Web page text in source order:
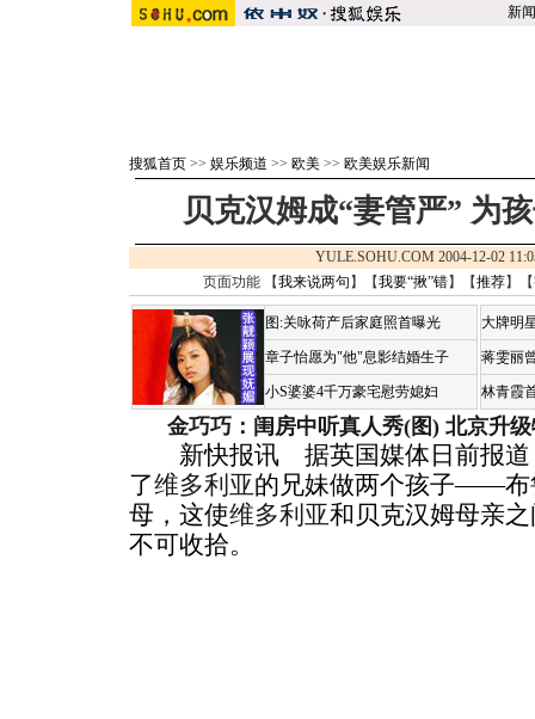
新闻
搜狐首页 >> 娱乐频道 >> 欧美 >> 欧美娱乐新闻
贝克汉姆成“妻管严” 为
YULE.SOHU.COM 2004-12-02
页面功能 【我来说两句 】【我要“揪”错】【推荐】
图:关咏荷产后家庭照首曝光
章子怡愿为"他"息影结婚生子
小S婆婆4千万豪宅慰劳媳妇
大牌明
蒋雯丽
林青霞
金巧巧：闺房中听真人秀(图) 北京升
新快报讯 据英国媒体日前报道
了维多利亚的兄妹做两个孩子——布
母，这使维多利亚和贝克汉姆母亲
不可收拾。